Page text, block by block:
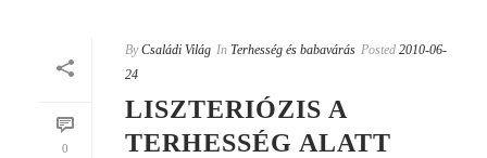
0
By Családi Világ In Terhesség és babavárás Posted 2010-06-
24
LISZTERIÓZIS A
TERHESSÉG ALATT